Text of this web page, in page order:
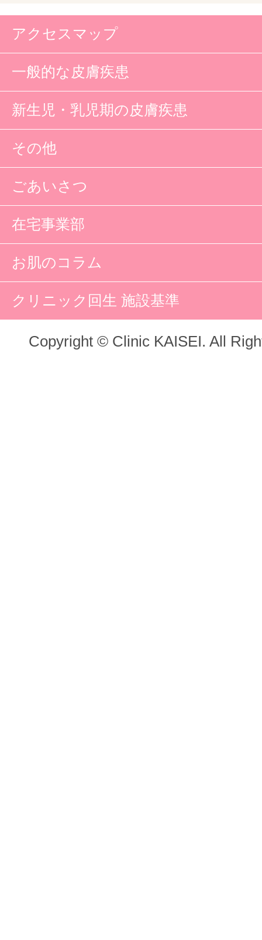
アクセスマップ
一般的な皮膚疾患
新生児・乳児期の皮膚疾患
その他
ごあいさつ
在宅事業部
お肌のコラム
クリニック回生 施設基準
Copyright © Clinic KAISEI. All